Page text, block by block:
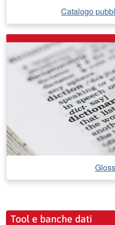
Catalogo
Tool e banche dati